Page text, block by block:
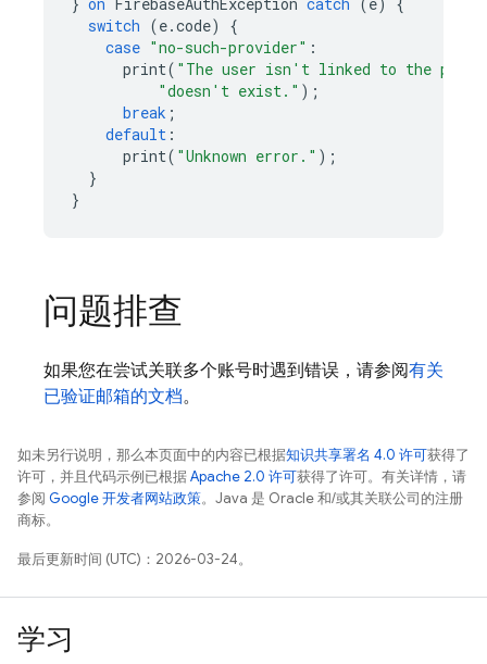
switch (e.code)
{
case "no-such-provider" :
print( "The user isn't linked to the
"doesn't exist." );
break ;
default :
print( "Unknown error." );
}
}
问题排查
如果您在尝试关联多个账号时遇到错误，请参阅有关
已验证邮箱的文档。
如未另行说明，那么本页面中的内容已根据知识共享署名 4.0 许可获得了
许可，并且代码示例已根据Apache 2.0 许可获得了许可。有关详情，请
参阅 Google 开发者网站政策。Java 是 Oracle 和/或其关联公司的注册
商标。
最后更新时间 (UTC)：2026-03-24。
学习